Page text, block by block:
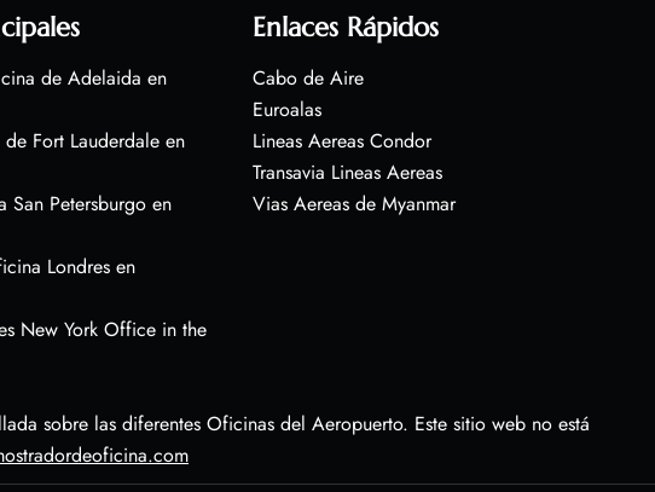
de Adelaida en
Fort Lauderdale en
San Petersburgo en
Londres en
New York Office in the
Enlaces Rápidos
Cabo de Aire
Euroalas
Lineas Aereas Condor
Transavia Lineas Aereas
Vias Aereas de Myanmar
sobre las diferentes Oficinas del Aeropuerto. Este sitio web no está